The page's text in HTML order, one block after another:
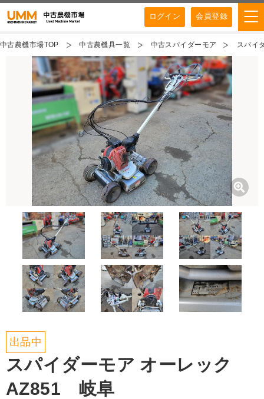
ログイン 会員登録
中古農機市場TOP 中古農機具一覧 中古スパイダーモア スパイ
出品中
スパイダーモア オーレック
AZ851 岐阜